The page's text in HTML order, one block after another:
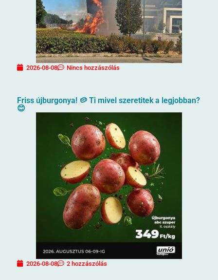
2026-08-08 Nincs hozzászólás
Friss újburgonya! 🥔 Ti mivel szeretitek a legjobban?
😊
2026-08-08 2 hozzászólás